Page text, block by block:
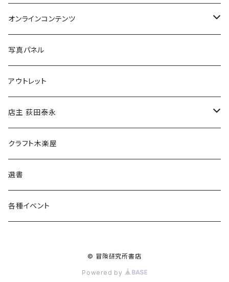
Tシャツ
バッグ
ブックカバー
マグカップ
傘
食料品
その他
オンラインコンテンツ
冒険クロストーク
写真パネル
アウトレット
店主 荻田泰永
書籍
ウェア
クラフト木楽屋
選書
各種イベント
© 冒険研究所書店
Powered by